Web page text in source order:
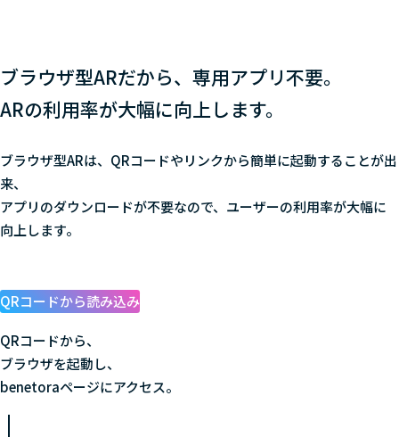
ブラウザ型ARだから、専用アプリ不要。
ARの利用率が大幅に向上します。
ブラウザ型ARは、QRコードやリンクから簡単に起動することが出
来、
アプリのダウンロードが不要なので、ユーザーの利用率が大幅に
向上します。
QRコードから読み込み
QRコードから、
ブラウザを起動し、
benetoraページにアクセス。